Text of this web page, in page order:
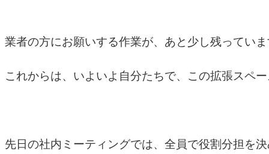
業者の方にお願いする作業が、あと少し残ってい
これからは、いよいよ自分たちで、この拡張スペ
先日の社内ミーティングでは、全員で役割分担を